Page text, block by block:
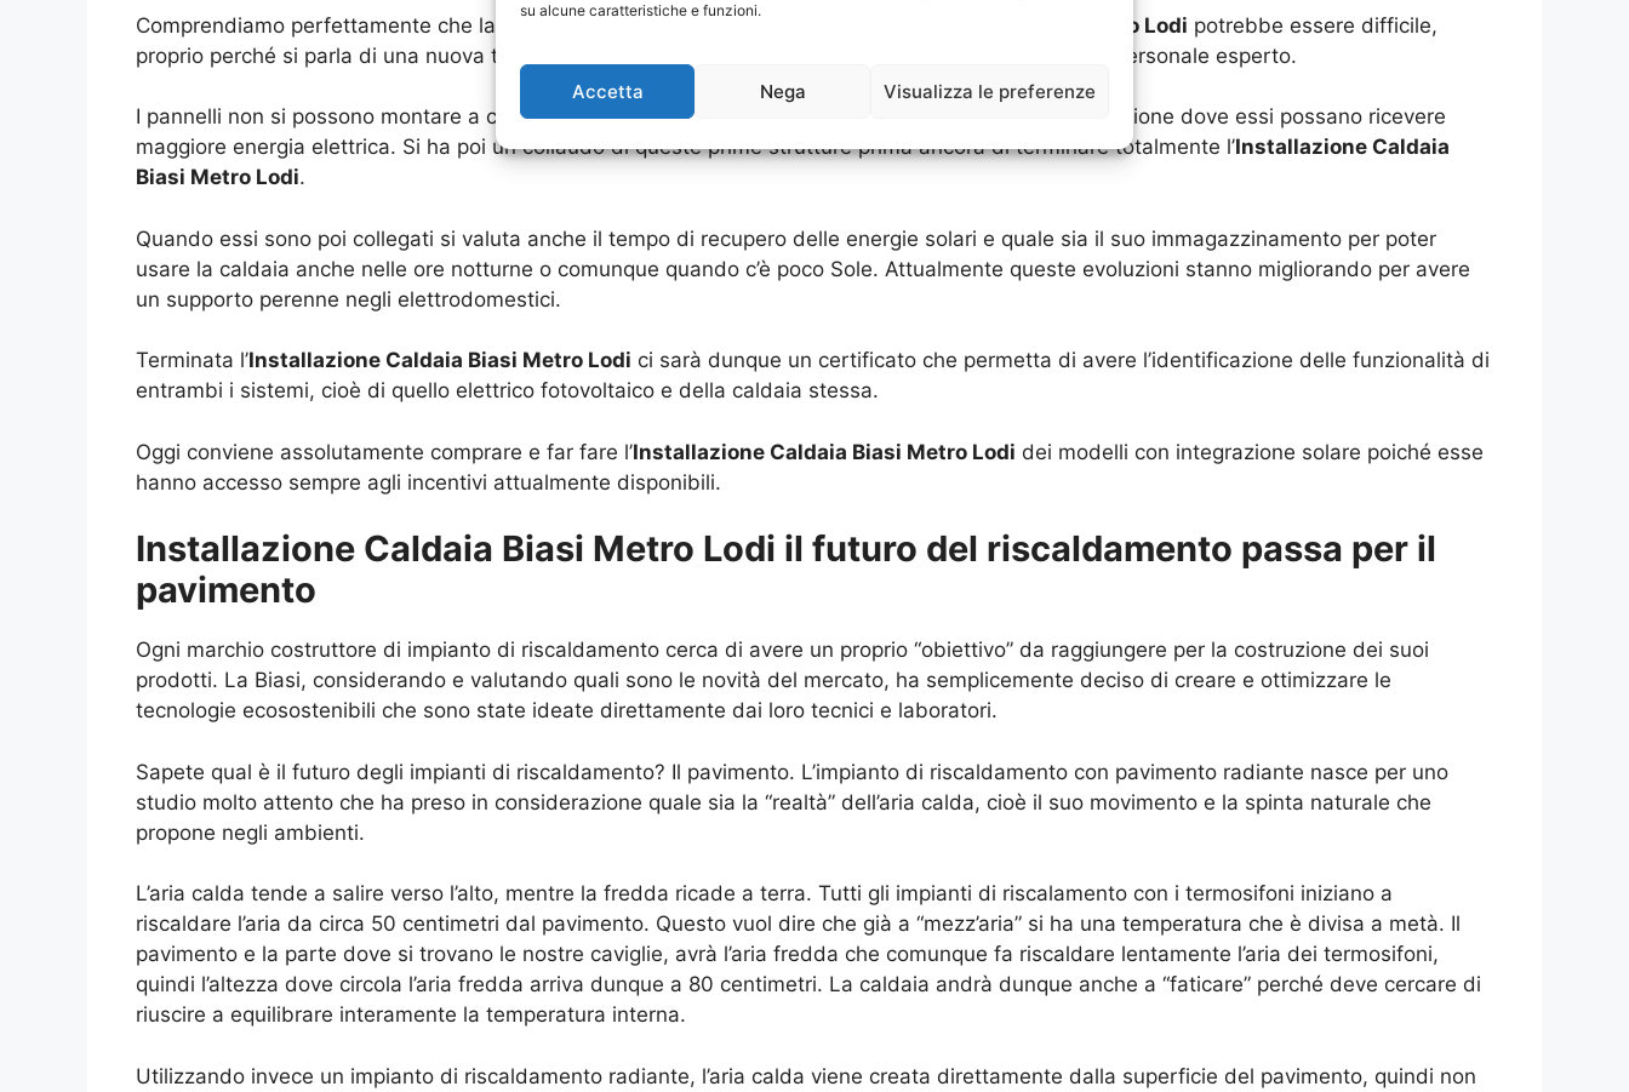
su alcune caratteristiche e funzioni.
Accetta Nega Visualizza le preferenze
Comprendiamo perfettamente che la spiegazione di come avvenga l’ Installazione Caldaia Biasi Metro Lodi potrebbe essere difficile,
proprio perché si parla di una nuova tecnologia, solo che possiamo dire che essa avviene proprio da personale esperto.
I pannelli non si possono montare a casaccio, deve essere necessario prima valutare quale sia la posizione dove essi possano ricevere
maggiore energia elettrica. Si ha poi un collaudo di queste prime strutture prima ancora di terminare totalmente l’Installazione Caldaia
Biasi Metro Lodi.
Quando essi sono poi collegati si valuta anche il tempo di recupero delle energie solari e quale sia il suo immagazzinamento per poter
usare la caldaia anche nelle ore notturne o comunque quando c’è poco Sole. Attualmente queste evoluzioni stanno migliorando per avere
un supporto perenne negli elettrodomestici.
Terminata l’Installazione Caldaia Biasi Metro Lodi ci sarà dunque un certificato che permetta di avere l’identificazione delle funzionalità di
entrambi i sistemi, cioè di quello elettrico fotovoltaico e della caldaia stessa.
Oggi conviene assolutamente comprare e far fare l’Installazione Caldaia Biasi Metro Lodi dei modelli con integrazione solare poiché esse
hanno accesso sempre agli incentivi attualmente disponibili.
Installazione Caldaia Biasi Metro Lodi il futuro del riscaldamento passa per il
pavimento
Ogni marchio costruttore di impianto di riscaldamento cerca di avere un proprio “obiettivo” da raggiungere per la costruzione dei suoi
prodotti. La Biasi, considerando e valutando quali sono le novità del mercato, ha semplicemente deciso di creare e ottimizzare le
tecnologie ecosostenibili che sono state ideate direttamente dai loro tecnici e laboratori.
Sapete qual è il futuro degli impianti di riscaldamento? Il pavimento. L’impianto di riscaldamento con pavimento radiante nasce per uno
studio molto attento che ha preso in considerazione quale sia la “realtà” dell’aria calda, cioè il suo movimento e la spinta naturale che
propone negli ambienti.
L’aria calda tende a salire verso l’alto, mentre la fredda ricade a terra. Tutti gli impianti di riscalamento con i termosifoni iniziano a
riscaldare l’aria da circa 50 centimetri dal pavimento. Questo vuol dire che già a “mezz’aria” si ha una temperatura che è divisa a metà. Il
pavimento e la parte dove si trovano le nostre caviglie, avrà l’aria fredda che comunque fa riscaldare lentamente l’aria dei termosifoni,
quindi l’altezza dove circola l’aria fredda arriva dunque a 80 centimetri. La caldaia andrà dunque anche a “faticare” perché deve cercare di
riuscire a equilibrare interamente la temperatura interna.
Utilizzando invece un impianto di riscaldamento radiante, l’aria calda viene creata direttamente dalla superficie del pavimento, quindi non